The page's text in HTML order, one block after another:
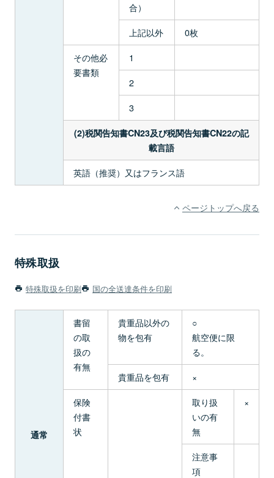
合）
上記以外
0枚
その他必
要書類
1
2
3
(2)税関告知書CN23及び税関告知書CN22の記
載言語
英語（推奨）又はフランス語
ページトップへ戻る
特殊取扱
特殊取扱を印刷 国の全送達条件を印刷
通常
書留
の取
扱の
有無
貴重品以外の
物を包有
○
航空便に限
る。
貴重品を包有
×
保険
付書
状
取り扱
いの有
無
×
注意事
項